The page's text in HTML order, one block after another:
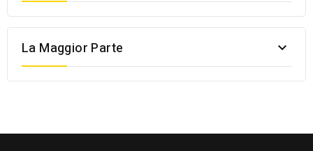
La Maggior Parte 